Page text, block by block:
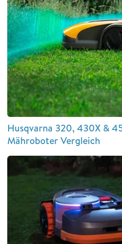
Husqvarna 320, 430X &
Mähroboter Vergleich